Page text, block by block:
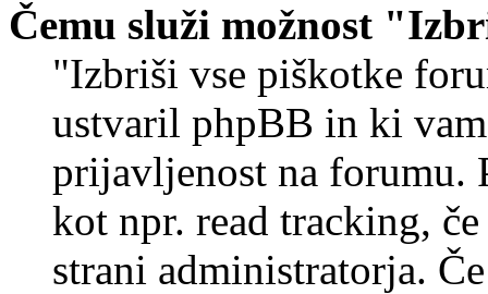
Čemu služi možnost
"Izbriši vse piškotke
ustvaril phpBB in ki
prijavljenost na forumu.
kot npr. read tracking,
strani administratorja.